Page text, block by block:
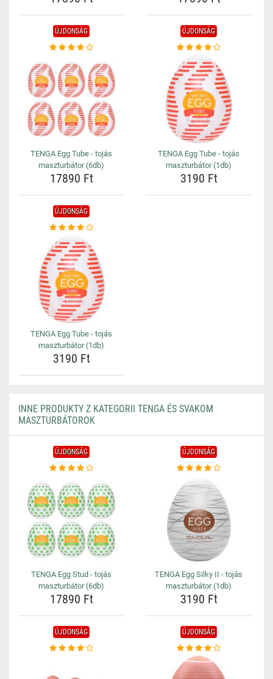
ÚJDONSÁG
TENGA Egg Tube - tojás
maszturbátor (6db)
17890 Ft
ÚJDONSÁG
TENGA Egg Tube - tojás
maszturbátor (1db)
3190 Ft
ÚJDONSÁG
TENGA Egg Tube - tojás
maszturbátor (1db)
3190 Ft
INNE PRODUKTY Z KATEGORII TENGA ÉS SVAKOM
MASZTURBÁTOROK
ÚJDONSÁG
TENGA Egg Stud - tojás
maszturbátor (6db)
17890 Ft
ÚJDONSÁG
TENGA Egg Silky II - tojás
maszturbátor (1db)
3190 Ft
ÚJDONSÁG ÚJDONSÁG